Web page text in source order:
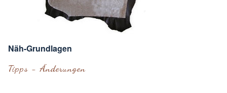
Näh-Grundlagen
Tipps - Änderungen